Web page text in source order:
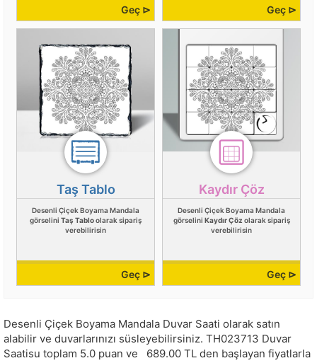
Geç ⊳ Geç ⊳
Taş Tablo
Desenli Çiçek Boyama Mandala
görselini Taş Tabloolarak sipariş
verebilirisin
Geç ⊳
Kaydır Çöz
Desenli Çiçek Boyama Mandala
görselini Kaydır Çöz olarak sipariş
verebilirisin
Geç ⊳
Desenli Çiçek Boyama Mandala Duvar Saati olarak satın
alabilir ve duvarlarınızı süsleyebilirsiniz. TH023713 Duvar
Saatisu toplam 5.0 puan ve 689.00 TL den başlayan fiyatlarla